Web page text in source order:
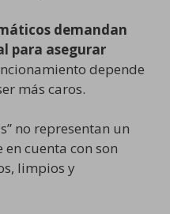
demandan
para asegurar
depende
más caros.
no representan un
cuenta con son
limpios y